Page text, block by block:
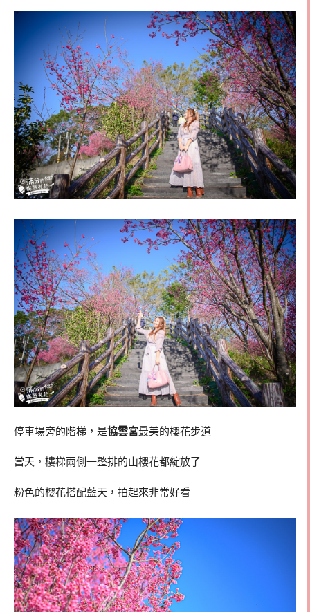
停車場旁的階梯，是協雲宮最美的櫻花步道
當天，樓梯兩側一整排的山櫻花都綻放了
粉色的櫻花搭配藍天，拍起來非常好看